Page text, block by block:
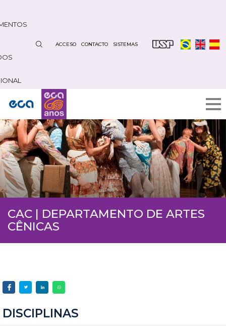
contenido
ACCESO CONTACTO SISTEMAS
CAC | DEPARTAMENTO DE ARTES
CÊNICAS
DISCIPLINAS